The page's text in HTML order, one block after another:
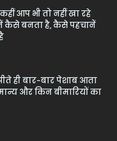
आप भी तो नहीं खा रहे
कैसे बनता है, कैसे पहचानें
ही बार-बार पेशाब आता
और किन बीमारियों का